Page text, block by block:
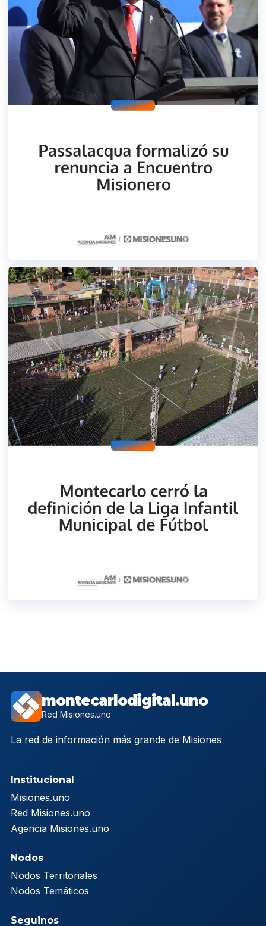
montecarlodigital.uno
Red Misiones.uno
La red de información más grande de Misiones
Institucional
Misiones.uno
Red Misiones.uno
Agencia Misiones.uno
Nodos
Nodos Territoriales
Nodos Temáticos
Seguinos